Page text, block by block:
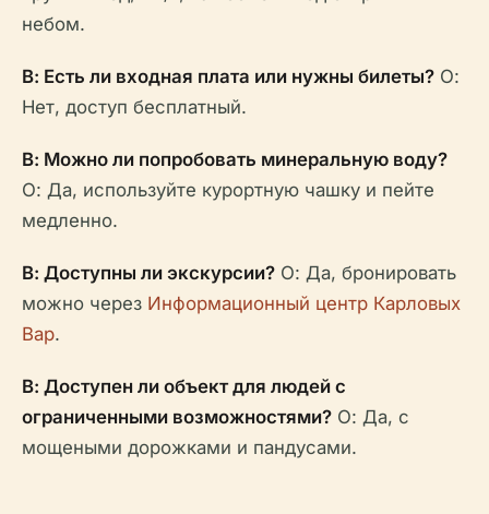
небом.
В: Есть ли входная плата или нужны билеты? О:
Нет, доступ бесплатный.
В: Можно ли попробовать минеральную воду?
О: Да, используйте курортную чашку и пейте
медленно.
В: Доступны ли экскурсии? О: Да, бронировать
можно через Информационный центр Карловых
Вар.
В: Доступен ли объект для людей с
ограниченными возможностями? О: Да, с
мощеными дорожками и пандусами.